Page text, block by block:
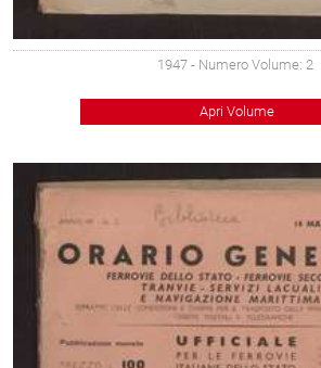
1947 - Numero Volume: 2
Apri Volume